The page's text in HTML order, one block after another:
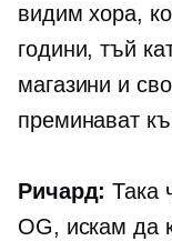
видим хора,
години, тъй
магазини и
преминават
Ричард: Така
OG, искам да